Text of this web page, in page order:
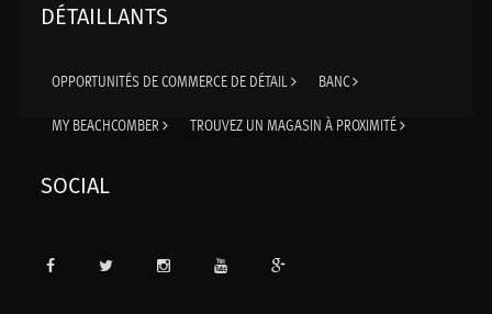
DÉTAILLANTS
OPPORTUNITÉS DE COMMERCE DE DÉTAIL
BANC
MY BEACHCOMBER
TROUVEZ UN MAGASIN À PROXIMITÉ
SOCIAL